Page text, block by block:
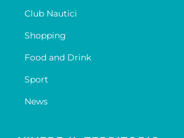
Club Nautici
Shopping
Food and Drink
Sport
News